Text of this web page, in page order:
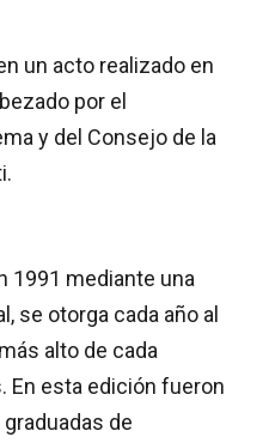
un acto realizado en
por el
y del Consejo de la
1991 mediante una
se otorga cada año al
alto de cada
En esta edición fueron
de